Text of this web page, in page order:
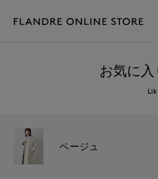
お気に
ベージュ